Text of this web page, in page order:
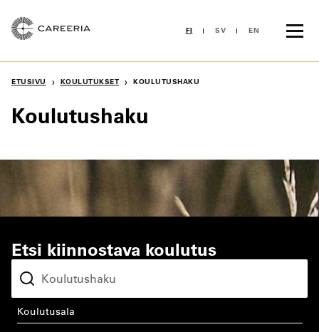
sisältöön
FI SV EN
ETUSIVU › KOULUTUKSET › KOULUTUSHAKU
Koulutushaku
Etsi kiinnostava koulutus
koulutusala